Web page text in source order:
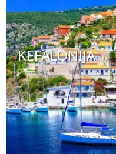
KEFALONIJA